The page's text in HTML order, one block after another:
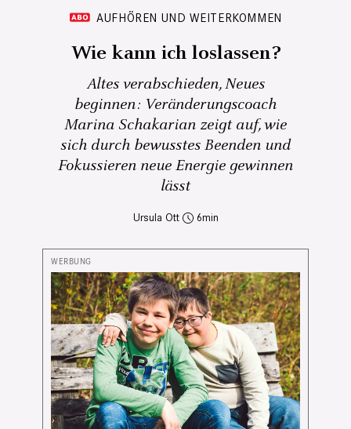
AUFHÖREN UND WEITERKOMMEN
Wie kann ich loslassen?
Altes verabschieden, Neues
beginnen: Veränderungscoach
Marina Schakarian zeigt auf, wie
sich durch bewusstes Beenden und
Fokussieren neue Energie gewinnen
lässt
Ursula Ott 6